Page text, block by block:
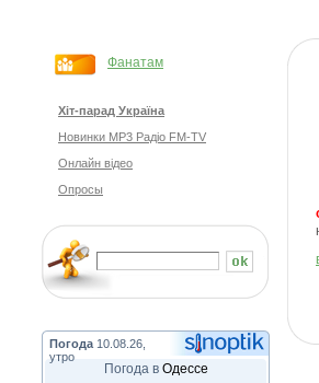
Фанатам
Хіт-парад Україна
Новинки MP3 Радіо FM-TV
Онлайн відео
Опросы
Погода 10.08.26,
утро
Погода в Одессе